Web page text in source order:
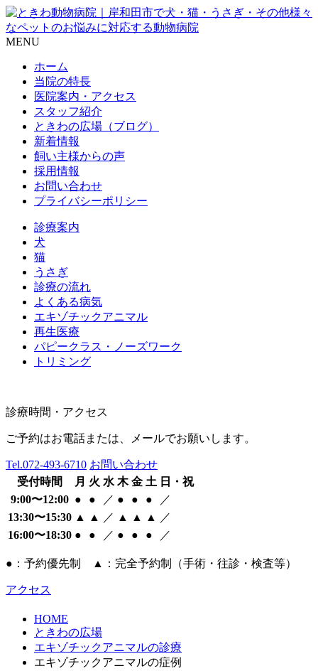
MENU
ホーム
当院の特長
医院案内・アクセス
スタッフ紹介
ときわの広場（ブログ）
新着情報
飼い主様からの声
採用情報
お問い合わせ
プライバシーポリシー
診療案内
犬
猫
うさぎ
診療の流れ
よくある病気
エキゾチックアニマル
再生医療
パピークラス・ノーズワーク
トリミング
診療時間・アクセス
ご予約はお電話または、メールでお願いします。
Tel.072-493-6710 お問い合わせ
受付時間
月 火 水 木 金 土 日・祝
9:00〜12:00 ● ● ／ ● ● ●
／
13:30〜15:30 ▲ ▲ ／ ▲ ▲ ▲
／
16:00〜18:30 ● ● ／ ● ● ● ／
●：予約優先制 ▲：完全予約制（手術・往診・検査等）
アクセス
HOME
ときわの広場
エキゾチックアニマルの診療
エキゾチックアニマルの症例